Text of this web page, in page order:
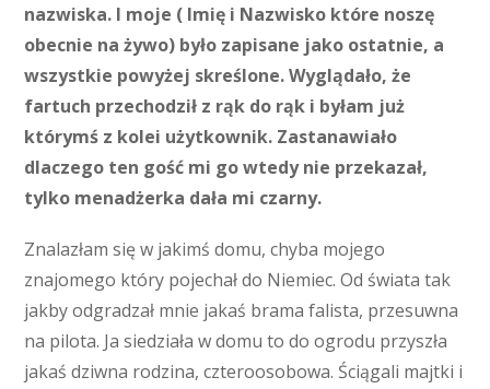
nazwiska. I moje ( Imię i Nazwisko które noszę
obecnie na żywo) było zapisane jako ostatnie, a
wszystkie powyżej skreślone. Wyglądało, że
fartuch przechodził z rąk do rąk i byłam już
którymś z kolei użytkownik. Zastanawiało
dlaczego ten gość mi go wtedy nie przekazał,
tylko menadżerka dała mi czarny.
Znalazłam się w jakimś domu, chyba mojego
znajomego który pojechał do Niemiec. Od świata tak
jakby odgradzał mnie jakaś brama falista, przesuwna
na pilota. Ja siedziała w domu to do ogrodu przyszła
jakaś dziwna rodzina, czteroosobowa. Ściągali majtki i